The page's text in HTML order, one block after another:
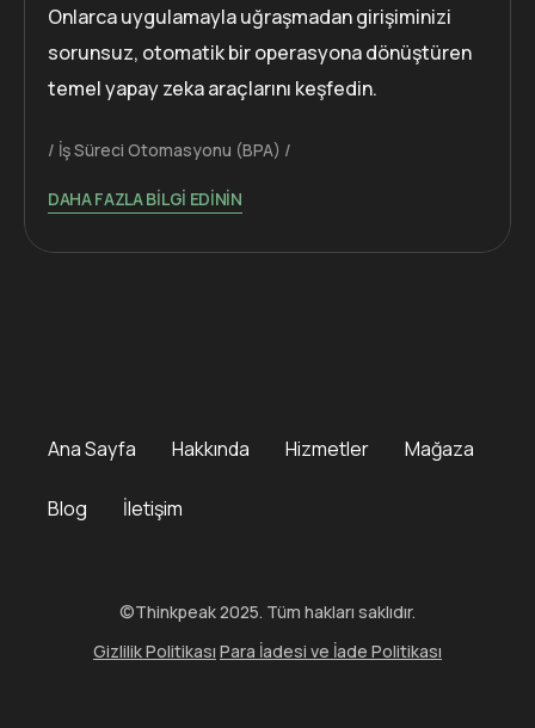
Onlarca uygulamayla uğraşmadan girişiminizi
sorunsuz, otomatik bir operasyona dönüştüren
temel yapay zeka araçlarını keşfedin.
İş Süreci Otomasyonu (BPA)
DAHA FAZLA BILGI EDININ
Ana Sayfa Hakkında Hizmetler Mağaza
Blog İletişim
©Thinkpeak 2025. Tüm hakları saklıdır.
Gizlilik Politikası Para İadesi ve İade Politikası